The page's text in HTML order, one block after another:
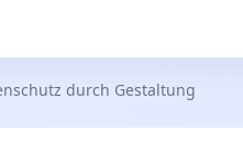
durch Gestaltung